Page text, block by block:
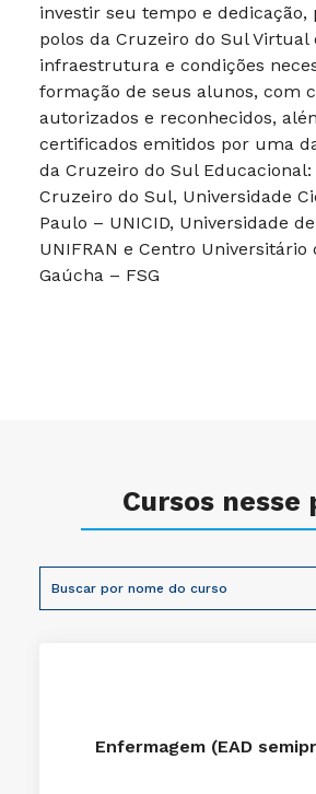
investir seu tempo e dedicação,
polos da Cruzeiro do Sul Virtual
infraestrutura e condições
formação de seus alunos, com
autorizados e reconhecidos,
certificados emitidos por uma
da Cruzeiro do Sul Educacional:
Cruzeiro do Sul, Universidade
Paulo – UNICID, Universidade
UNIFRAN e Centro Universitário
Gaúcha – FSG
Cursos nesse
Enfermagem (EAD